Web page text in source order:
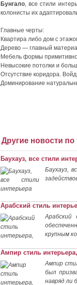
Бунгало, все стили
колонисты их
Главные черты:
Квартира либо дом с
Дерево — главный
Мебель формы
Невысокие потолки и
Отсутствие коридора.
Доминирование
Другие новости по
Баухауз, все стили
Баухауз,
Арабский стиль
Арабский
крупным
Ампир стиль
Ампир
был
навряд ли